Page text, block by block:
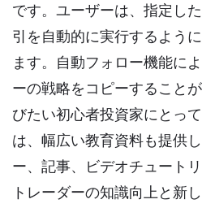
です。ユーザーは、指定し
引を自動的に実行するよう
ます。自動フォロー機能に
ーの戦略をコピーすること
びたい初心者投資家にとっ
は、幅広い教育資料も提供
ー、記事、ビデオチュート
トレーダーの知識向上と新